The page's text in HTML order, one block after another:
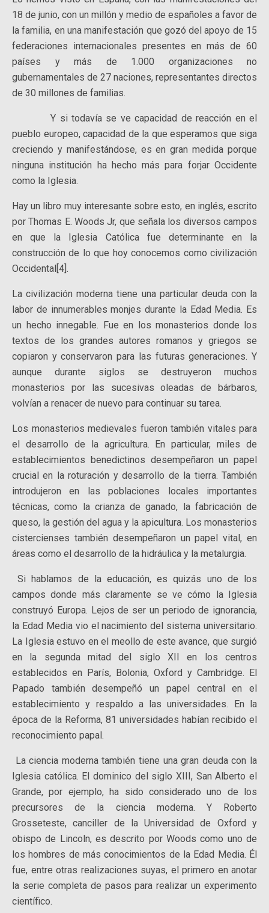
18 de junio, con un millón y medio de españoles a favor de
la familia, en una manifestación que gozó del apoyo de 15
federaciones internacionales presentes en más de 60
países y más de 1.000 organizaciones no
gubernamentales de 27 naciones, representantes directos
de 30 millones de familias.
Y si todavía se ve capacidad de reacción en el
pueblo europeo, capacidad de la que esperamos que siga
creciendo y manifestándose, es en gran medida porque
ninguna institución ha hecho más para forjar Occidente
como la Iglesia.
Hay un libro muy interesante sobre esto, en inglés, escrito
por Thomas E. Woods Jr, que señala los diversos campos
en que la Iglesia Católica fue determinante en la
construcción de lo que hoy conocemos como civilización
Occidental[4].
La civilización moderna tiene una particular deuda con la
labor de innumerables monjes durante la Edad Media. Es
un hecho innegable. Fue en los monasterios donde los
textos de los grandes autores romanos y griegos se
copiaron y conservaron para las futuras generaciones. Y
aunque durante siglos se destruyeron muchos
monasterios por las sucesivas oleadas de bárbaros,
volvían a renacer de nuevo para continuar su tarea.
Los monasterios medievales fueron también vitales para
el desarrollo de la agricultura. En particular, miles de
establecimientos benedictinos desempeñaron un papel
crucial en la roturación y desarrollo de la tierra. También
introdujeron en las poblaciones locales importantes
técnicas, como la crianza de ganado, la fabricación de
queso, la gestión del agua y la apicultura. Los monasterios
cistercienses también desempeñaron un papel vital, en
áreas como el desarrollo de la hidráulica y la metalurgia.
Si hablamos de la educación, es quizás uno de los
campos donde más claramente se ve cómo la Iglesia
construyó Europa. Lejos de ser un periodo de ignorancia,
la Edad Media vio el nacimiento del sistema universitario.
La Iglesia estuvo en el meollo de este avance, que surgió
en la segunda mitad del siglo XII en los centros
establecidos en París, Bolonia, Oxford y Cambridge. El
Papado también desempeñó un papel central en el
establecimiento y respaldo a las universidades. En la
época de la Reforma, 81 universidades habían recibido el
reconocimiento papal.
La ciencia moderna también tiene una gran deuda con la
Iglesia católica. El dominico del siglo XIII, San Alberto el
Grande, por ejemplo, ha sido considerado uno de los
precursores de la ciencia moderna. Y Roberto
Grosseteste, canciller de la Universidad de Oxford y
obispo de Lincoln, es descrito por Woods como uno de
los hombres de más conocimientos de la Edad Media. Él
fue, entre otras realizaciones suyas, el primero en anotar
la serie completa de pasos para realizar un experimento
científico.